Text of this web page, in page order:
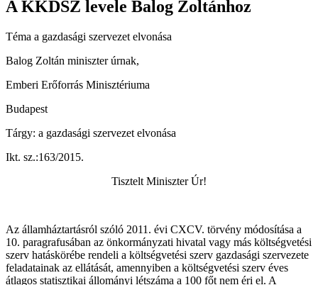
A KKDSZ levele Balog Zoltánhoz
Téma a gazdasági szervezet elvonása
Balog Zoltán miniszter úrnak,
Emberi Erőforrás Minisztériuma
Budapest
Tárgy: a gazdasági szervezet elvonása
Ikt. sz.:163/2015.
Tisztelt Miniszter Úr!
Az államháztartásról szóló 2011. évi CXCV. törvény módosítása a
10. paragrafusában az önkormányzati hivatal vagy más költségvetési
szerv hatáskörébe rendeli a költségvetési szerv gazdasági szervezete
feladatainak az ellátását, amennyiben a költségvetési szerv éves
átlagos statisztikai állományi létszáma a 100 főt nem éri el. A